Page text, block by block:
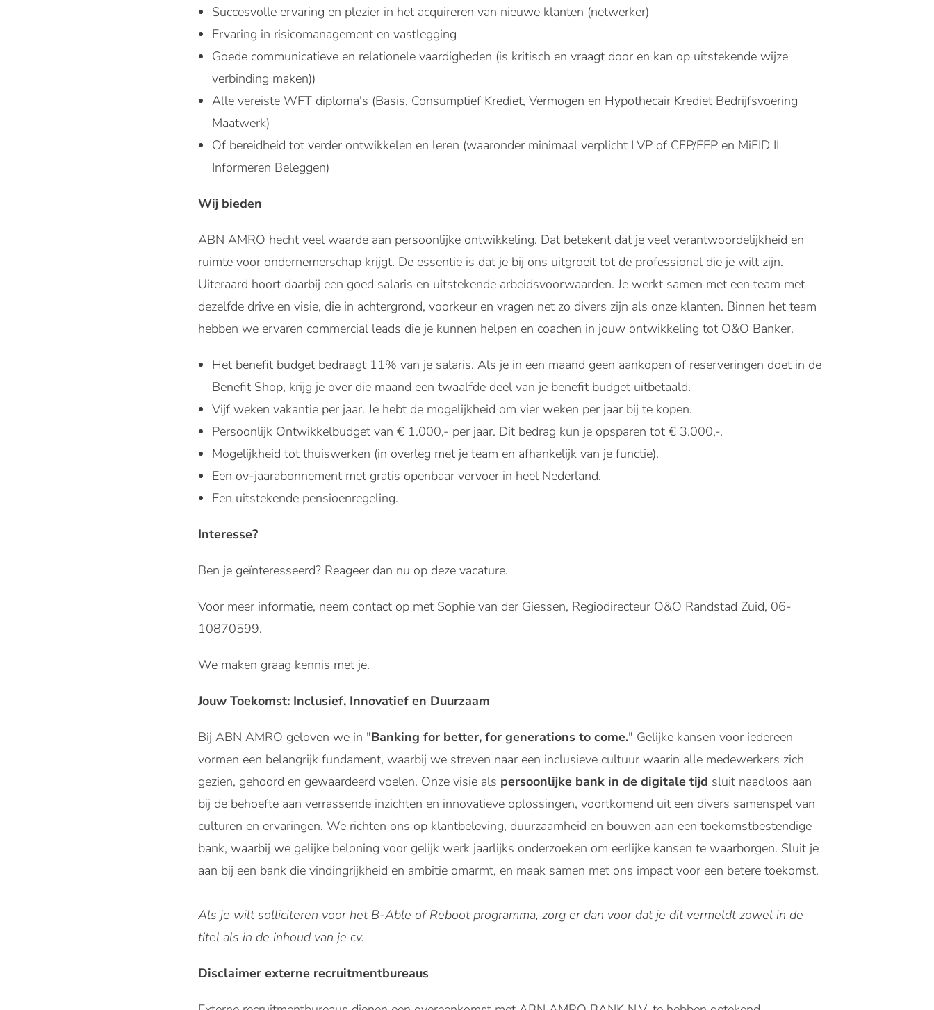
Succesvolle ervaring en plezier in het acquireren van nieuwe klanten (netwerker)
Ervaring in risicomanagement en vastlegging
Goede communicatieve en relationele vaardigheden (is kritisch en vraagt door en kan op uitstekende wijze
verbinding maken))
Alle vereiste WFT diploma's (Basis, Consumptief Krediet, Vermogen en Hypothecair Krediet Bedrijfsvoering
Maatwerk)
Of bereidheid tot verder ontwikkelen en leren (waaronder minimaal verplicht LVP of CFP/FFP en MiFID II
Informeren Beleggen)
Wij bieden
ABN AMRO hecht veel waarde aan persoonlijke ontwikkeling. Dat betekent dat je veel verantwoordelijkheid en
ruimte voor ondernemerschap krijgt. De essentie is dat je bij ons uitgroeit tot de professional die je wilt zijn.
Uiteraard hoort daarbij een goed salaris en uitstekende arbeidsvoorwaarden. Je werkt samen met een team met
dezelfde drive en visie, die in achtergrond, voorkeur en vragen net zo divers zijn als onze klanten. Binnen het team
hebben we ervaren commercial leads die je kunnen helpen en coachen in jouw ontwikkeling tot O&O Banker.
Het benefit budget bedraagt 11% van je salaris. Als je in een maand geen aankopen of reserveringen doet in de
Benefit Shop, krijg je over die maand een twaalfde deel van je benefit budget uitbetaald.
Vijf weken vakantie per jaar. Je hebt de mogelijkheid om vier weken per jaar bij te kopen.
Persoonlijk Ontwikkelbudget van € 1.000,- per jaar. Dit bedrag kun je opsparen tot € 3.000,-.
Mogelijkheid tot thuiswerken (in overleg met je team en afhankelijk van je functie).
Een ov-jaarabonnement met gratis openbaar vervoer in heel Nederland.
Een uitstekende pensioenregeling.
Interesse?
Ben je geïnteresseerd? Reageer dan nu op deze vacature.
Voor meer informatie, neem contact op met Sophie van der Giessen, Regiodirecteur O&O Randstad Zuid, 06-
10870599.
We maken graag kennis met je.
Jouw Toekomst: Inclusief, Innovatief en Duurzaam
Bij ABN AMRO geloven we in "Banking for better, for generations to come." Gelijke kansen voor iedereen
vormen een belangrijk fundament, waarbij we streven naar een inclusieve cultuur waarin alle medewerkers zich
gezien, gehoord en gewaardeerd voelen. Onze visie als persoonlijke bank in de digitale tijd sluit naadloos aan
bij de behoefte aan verrassende inzichten en innovatieve oplossingen, voortkomend uit een divers samenspel van
culturen en ervaringen. We richten ons op klantbeleving, duurzaamheid en bouwen aan een toekomstbestendige
bank, waarbij we gelijke beloning voor gelijk werk jaarlijks onderzoeken om eerlijke kansen te waarborgen. Sluit je
aan bij een bank die vindingrijkheid en ambitie omarmt, en maak samen met ons impact voor een betere toekomst.
Als je wilt solliciteren voor het B-Able of Reboot programma, zorg er dan voor dat je dit vermeldt zowel in de
titel als in de inhoud van je cv.
Disclaimer externe recruitmentbureaus